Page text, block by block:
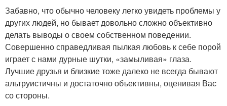
Забавно, что обычно человеку легко увидеть проблемы у
других людей, но бывает довольно сложно объективно
делать выводы о своем собственном поведении.
Совершенно справедливая пылкая любовь к себе порой
играет с нами дурные шутки, «замыливая» глаза.
Лучшие друзья и близкие тоже далеко не всегда бывают
альтруистичны и достаточно объективны, оценивая Вас
со стороны.